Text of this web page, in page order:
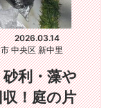
2026.03.14
中央区 新中里
利・藻や
！庭の片